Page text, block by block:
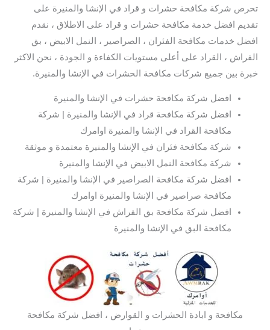
تحرص شركة مكافحة حشرات و قراد في الإنشا والمنيرة على
تقديم افضل خدمة مكافحة حشرات و قراد على الاطلاق ، نقدم
افضل خدمات مكافحة الفئران ، الصراصير ، النمل الابيض ، بق
الفراش ، القراد على أعلى مستويات الكفاءة و الجودة ، نحن الاكثر
خبرة بين جميع شركات مكافحة الحشرات في الإنشا والمنيرة.
افضل شركة مكافحة حشرات في الإنشا والمنيرة
افضل شركة مكافحة قراد في الإنشا والمنيرة | شركة
مكافحة القراد في الإنشا والمنيرة اوامرك
شركة مكافحة فئران في الإنشا والمنيرة معتمدة و موثقة
شركة مكافحة النمل الابيض في الإنشا والمنيرة
افضل شركة مكافحة الصراصير في الإنشا والمنيرة | شركة
مكافحة صراصير في الإنشا والمنيرة اوامرك
افضل شركة مكافحة بق الفراش في الإنشا والمنيرة | شركة
مكافحة البق في الإنشا والمنيرة
مكافحة و ابادة الحشرات و القوارض ، افضل شركة مكافحة